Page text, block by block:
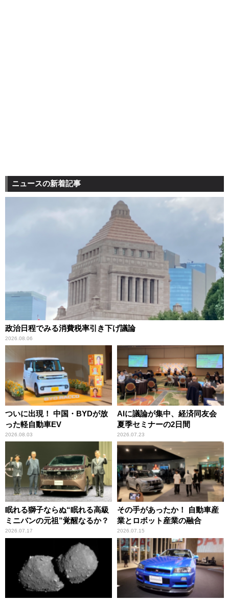
ニュースの新着記事
政治日程でみる消費税率引き下げ議論
2026.08.06
ついに出現！ 中国・BYDが放
った軽自動車EV
2026.08.03
AIに議論が集中、経済同友会
夏季セミナーの2日間
2026.07.23
眠れる獅子ならぬ“眠れる高級
ミニバンの元祖”覚醒なるか？
2026.07.17
その手があったか！ 自動車産
業とロボット産業の融合
2026.07.15